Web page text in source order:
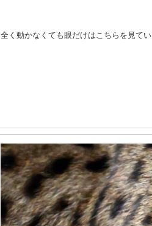
全く動かなくても眼だけはこちらを見てい